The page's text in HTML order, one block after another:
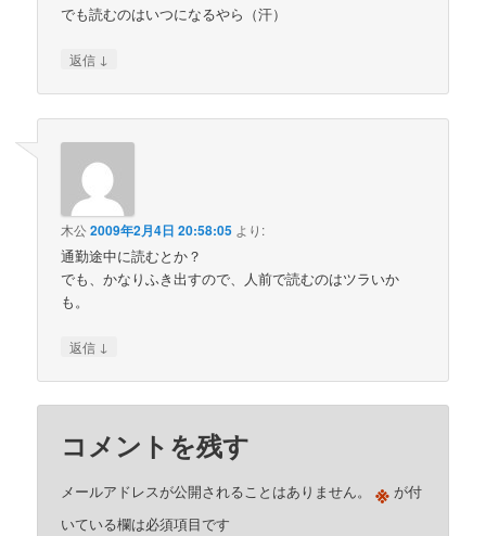
でも読むのはいつになるやら（汗）
返信 ↓
木公2009年2月4日 20:58:05 より:
通勤途中に読むとか？
でも、かなりふき出すので、人前で読むのはツラいか
も。
返信 ↓
コメントを残す
メールアドレスが公開されることはありません。 ※ が付
いている欄は必須項目です